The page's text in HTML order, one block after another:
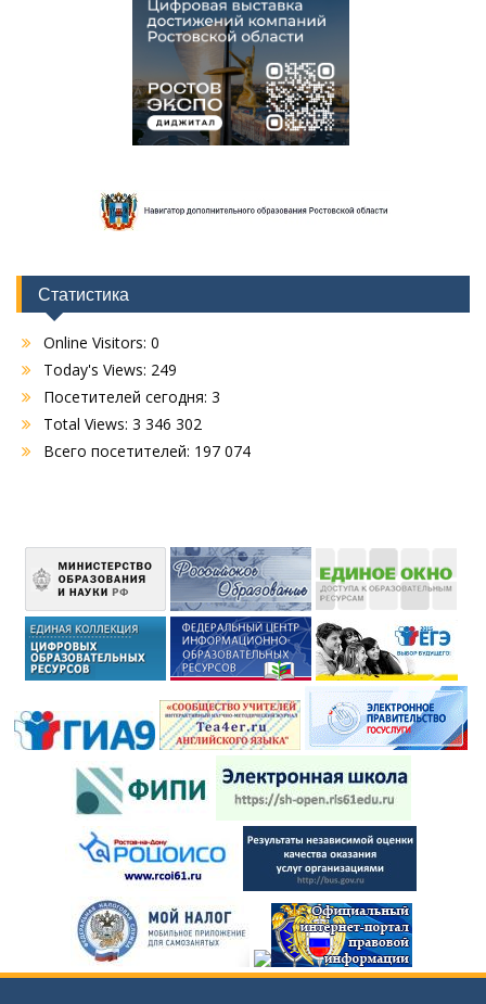
Статистика
Online Visitors: 0
Today's Views: 249
Посетителей сегодня: 3
Total Views: 3 346 302
Всего посетителей: 197 074